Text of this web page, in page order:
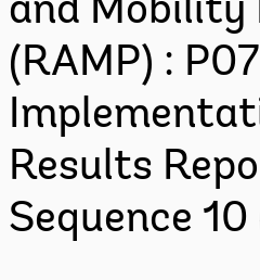
and Mobility
(RAMP) :
Results
Sequence 10